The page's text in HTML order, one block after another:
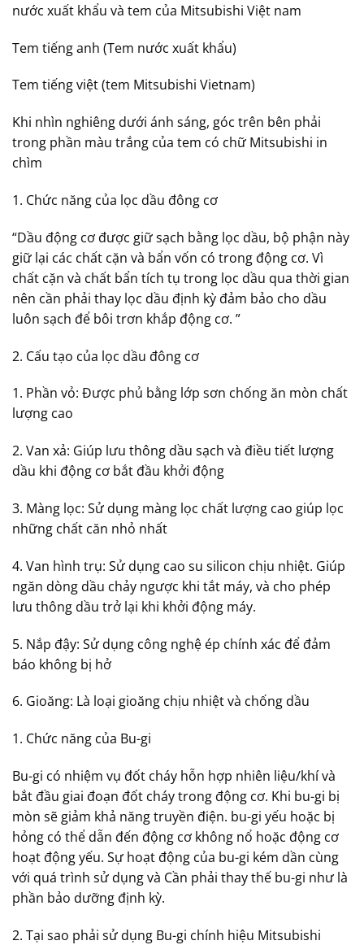
nước xuất khẩu và tem của Mitsubishi Việt nam
Tem tiếng anh (Tem nước xuất khẩu)
Tem tiếng việt (tem Mitsubishi Vietnam)
Khi nhìn nghiêng dưới ánh sáng, góc trên bên phải
trong phần màu trắng của tem có chữ Mitsubishi in
chìm
1. Chức năng của lọc dầu đông cơ
“Dầu động cơ được giữ sạch bằng lọc dầu, bộ phận này
giữ lại các chất cặn và bẩn vốn có trong động cơ. Vì
chất cặn và chất bẩn tích tụ trong lọc dầu qua thời gian
nên cần phải thay lọc dầu định kỳ đảm bảo cho dầu
luôn sạch để bôi trơn khắp động cơ. ”
2. Cấu tạo của lọc dầu đông cơ
1. Phần vỏ: Được phủ bằng lớp sơn chống ăn mòn chất
lượng cao
2. Van xả: Giúp lưu thông dầu sạch và điều tiết lượng
dầu khi động cơ bắt đầu khởi động
3. Màng lọc: Sử dụng màng lọc chất lượng cao giúp lọc
những chất căn nhỏ nhất
4. Van hình trụ: Sử dụng cao su silicon chịu nhiệt. Giúp
ngăn dòng dầu chảy ngược khi tắt máy, và cho phép
lưu thông dầu trở lại khi khởi động máy.
5. Nắp đậy: Sử dụng công nghệ ép chính xác để đảm
báo không bị hở
6. Gioăng: Là loại gioăng chịu nhiệt và chống dầu
1. Chức năng của Bu-gi
Bu-gi có nhiệm vụ đốt cháy hỗn hợp nhiên liệu/khí và
bắt đầu giai đoạn đốt cháy trong động cơ. Khi bu-gi bị
mòn sẽ giảm khả năng truyền điện. bu-gi yếu hoặc bị
hỏng có thể dẫn đến động cơ không nổ hoặc động cơ
hoạt động yếu. Sự hoạt động của bu-gi kém dần cùng
với quá trình sử dụng và Cần phải thay thế bu-gi như là
phần bảo dưỡng định kỳ.
2. Tại sao phải sử dụng Bu-gi chính hiệu Mitsubishi